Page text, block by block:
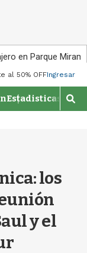
en Parque
al 50% OFFIngresar
Estadisticas
M
o
los
y el